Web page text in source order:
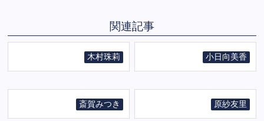
関連記事
木村珠莉 小日向美香
斎賀みつき 原紗友里